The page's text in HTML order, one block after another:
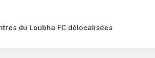
du Loubha FC délocalisées